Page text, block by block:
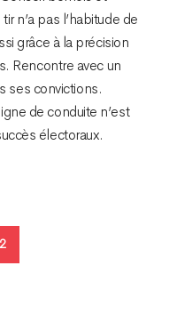
n’a pas l’habitude de
grâce à la précision
Rencontre avec un
ses convictions.
de conduite n’est
électoraux.
Page
2